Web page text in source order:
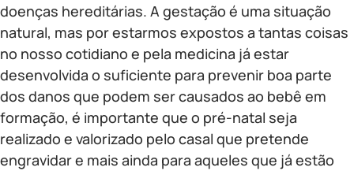
doenças hereditárias. A gestação é uma situação
natural, mas por estarmos expostos a tantas coisas
no nosso cotidiano e pela medicina já estar
desenvolvida o suficiente para prevenir boa parte
dos danos que podem ser causados ao bebê em
formação, é importante que o pré-natal seja
realizado e valorizado pelo casal que pretende
engravidar e mais ainda para aqueles que já estão